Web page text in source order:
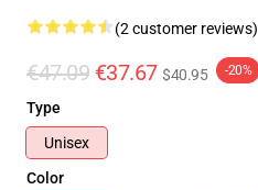
(2 customer reviews)
€47.09 €37.67 $40.95 -20%
Type
Unisex
Color